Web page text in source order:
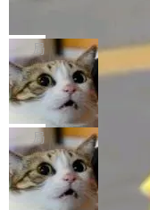
Harness 负责把能力落
具、读写文件、管理上
环。崔添翼招人的标...
理解、推理、生成与编
量大小，将能力推进到
更复杂的视觉控制和可
1，U1.5-Lite-Preview
提升： 原生支持4K图
理、细节与真实世界质
生成与复杂版式组织；
nap。这次是 hwctl——
硬件认证状态的命令行
Alan Griffiths 在邮件列
tl 是一个 Ubuntu 专有
是 Ubuntu 专有的，不
所以 deb 版本的受众实
untu 用户在用，那用
的。 从 deb 到 snap 的
局
Dario Amodei 担心新
只为金钱，不为使命
顶级 AI 研究员在两家
隔了几天。 Lilian
离开 Thinking
创始人的角色「太累了
ation 就曝出她将重回
局
FFmpeg 9.0 发布
FFmpeg 9.0 现已发布